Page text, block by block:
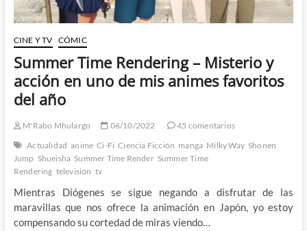
CINE Y TV CÓMIC
Summer Time Rendering – Misterio y
acción en uno de mis animes favoritos
del año
M'Rabo Mhulargo 06/10/2022
45 comentarios
Actualidad anime Ci-Fi Ciencia Ficción manga Milky Way Shonen
Jump Shueisha Summer Time Render Summer Time
Rendering televisión tv
Mientras Diógenes se sigue negando a disfrutar de las
maravillas que nos ofrece la animación en Japón, yo estoy
compensando su cortedad de miras viendo…